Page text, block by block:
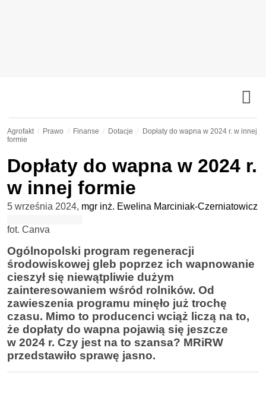
Agrofakt Prawo Finanse Dotacje
Dopłaty do wapna w 2024 r. w innej
formie
Dopłaty do wapna w 2024 r.
w innej formie
5 września 2024, mgr inż. Ewelina Marciniak-Czerniatowicz
fot. Canva
Ogólnopolski program regeneracji
środowiskowej gleb poprzez ich wapnowanie
cieszył się niewątpliwie dużym
zainteresowaniem wśród rolników. Od
zawieszenia programu minęło już trochę
czasu. Mimo to producenci wciąż liczą na to,
że dopłaty do wapna pojawią się jeszcze
w 2024 r. Czy jest na to szansa? MRiRW
przedstawiło sprawę jasno.